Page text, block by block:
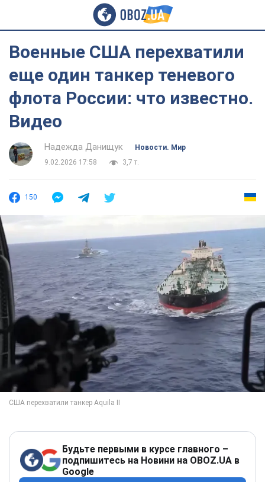
Военные США перехватили
еще один танкер теневого
флота России: что известно.
Видео
Надежда Данищук
Новости. Мир
9.02.2026 17:58
3,7 т.
150
Будьте первыми в курсе главного –
подпишитесь на Новини на OBOZ.UA в
Google